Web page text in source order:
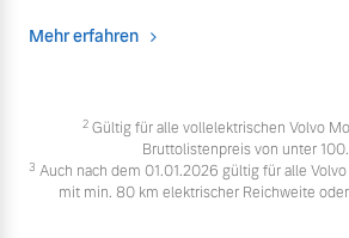
Mehr erfahren
2 Gültig für alle vollelektrischen Volvo
Bruttolistenpreis von unter
3 Auch nach dem 01.01.2026 gültig für alle
mit min. 80 km elektrischer Reichweite